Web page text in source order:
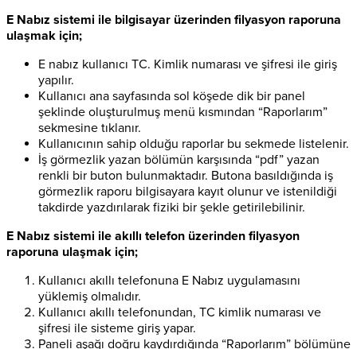
E Nabız sistemi ile bilgisayar üzerinden filyasyon raporuna
ulaşmak için;
E nabız kullanıcı TC. Kimlik numarası ve şifresi ile giriş
yapılır.
Kullanıcı ana sayfasında sol köşede dik bir panel
şeklinde oluşturulmuş menü kısmından “Raporlarım”
sekmesine tıklanır.
Kullanıcının sahip olduğu raporlar bu sekmede listelenir.
İş görmezlik yazan bölümün karşısında “pdf” yazan
renkli bir buton bulunmaktadır. Butona basıldığında iş
görmezlik raporu bilgisayara kayıt olunur ve istenildiği
takdirde yazdırılarak fiziki bir şekle getirilebilinir.
E Nabız sistemi ile akıllı telefon üzerinden filyasyon
raporuna ulaşmak için;
Kullanıcı akıllı telefonuna E Nabız uygulamasını
yüklemiş olmalıdır.
Kullanıcı akıllı telefonundan, TC kimlik numarası ve
şifresi ile sisteme giriş yapar.
Paneli aşağı doğru kaydırdığında “Raporlarım” bölümüne